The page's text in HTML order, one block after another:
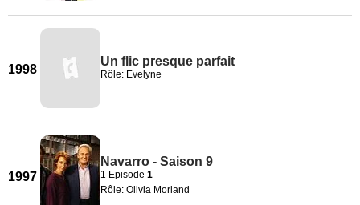
1998
Un flic presque parfait
Rôle: Evelyne
1997
Navarro - Saison 9
1 Episode 1
Rôle: Olivia Morland